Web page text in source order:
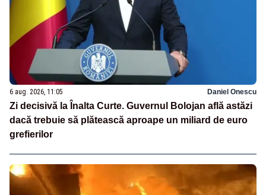
6 aug. 2026, 11:05 Daniel Onescu
Zi decisivă la Înalta Curte. Guvernul Bolojan află astăzi
dacă trebuie să plătească aproape un miliard de euro
grefierilor